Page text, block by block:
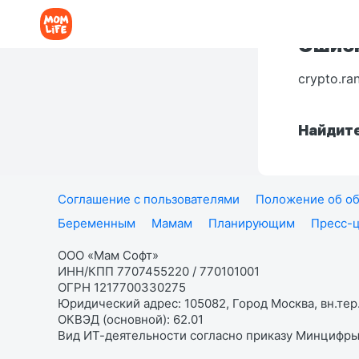
Соглашение с пользователями
Положение об
Беременным
Мамам Планирующим Пресс-
ООО «Мам Софт»
ИНН/КПП 7707455220 / 770101001
ОГРН 1217700330275
Юридический адрес: 105082, Город Москва,
ОКВЭД (основной): 62.01
Вид ИТ-деятельности согласно приказу